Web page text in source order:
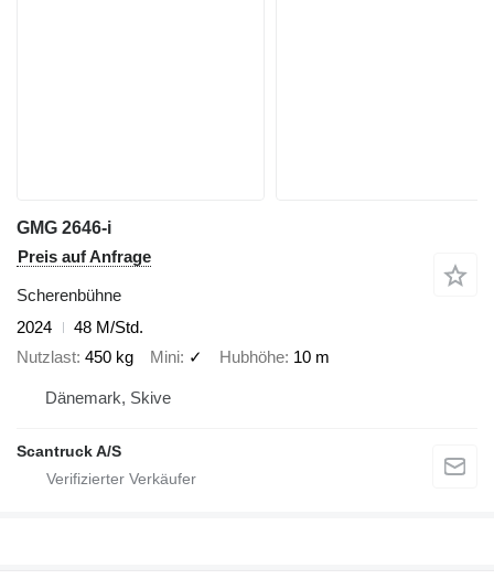
GMG 2646-i
Preis auf Anfrage
Scherenbühne
2024
48 M/Std.
Nutzlast 450 kg Mini ✓ Hubhöhe 10 m
Dänemark, Skive
Scantruck A/S